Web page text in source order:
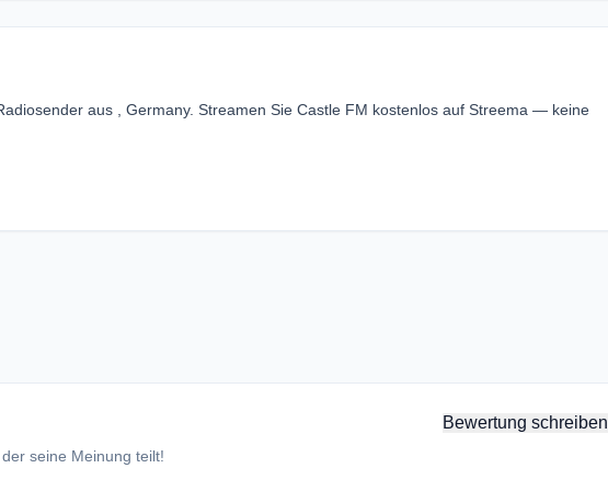
aus , Germany. Streamen Sie Castle FM kostenlos auf Streema — keine
Bewertung schreiben
seine Meinung teilt!